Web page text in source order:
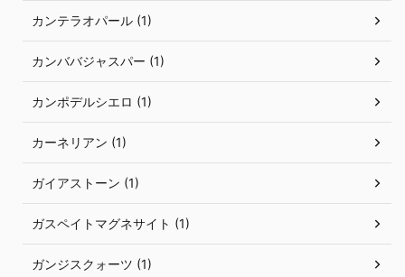
カンテラオパール (1)
カンババジャスパー (1)
カンポデルシエロ (1)
カーネリアン (1)
ガイアストーン (1)
ガスペイトマグネサイト (1)
ガンジスクォーツ (1)